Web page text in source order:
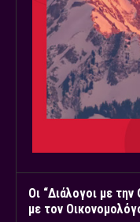
Οι “Διάλογοι με
με τον